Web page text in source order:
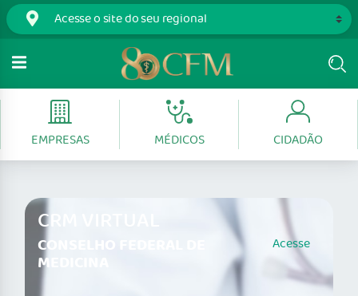
EMPRESAS MÉDICOS CIDADÃO
CRM VIRTUAL
CONSELHO FEDERAL DE
MEDICINA
Acesse